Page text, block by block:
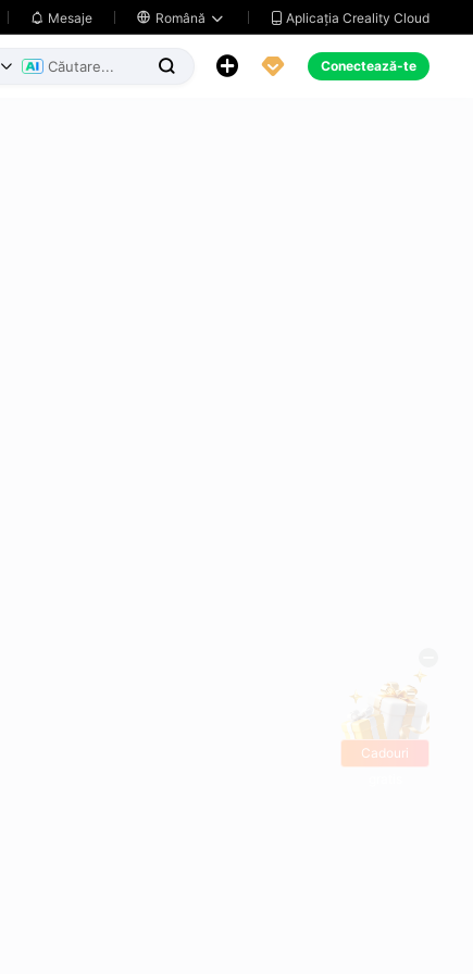
 Mesaje  Română   Aplicația Creality Cloud
    Conectează-te
Cadouri